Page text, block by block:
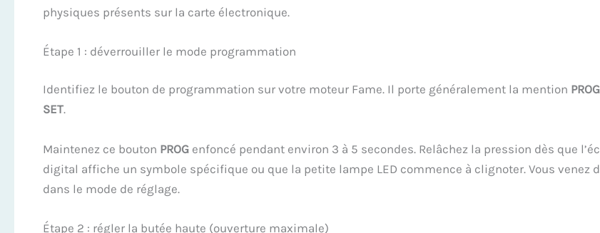
physiques présents sur la carte électronique.
Étape 1 : déverrouiller le mode programmation
Identifiez le bouton de programmation sur votre moteur Fame. Il porte généralement la mention PROG
SET.
Maintenez ce bouton PROG enfoncé pendant environ 3 à 5 secondes. Relâchez la pression dès que
digital affiche un symbole spécifique ou que la petite lampe LED commence à clignoter. Vous venez
dans le mode de réglage.
Étape 2 : régler la butée haute (ouverture maximale)